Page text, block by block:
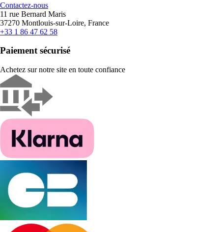
Contactez-nous
11 rue Bernard Maris
37270 Montlouis-sur-Loire, France
+33 1 86 47 62 58
Paiement sécurisé
Achetez sur notre site en toute confiance